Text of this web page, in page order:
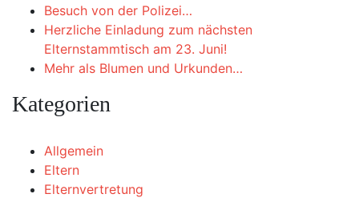
Besuch von der Polizei…
Herzliche Einladung zum nächsten
Elternstammtisch am 23. Juni!
Mehr als Blumen und Urkunden…
Kategorien
Allgemein
Eltern
Elternvertretung